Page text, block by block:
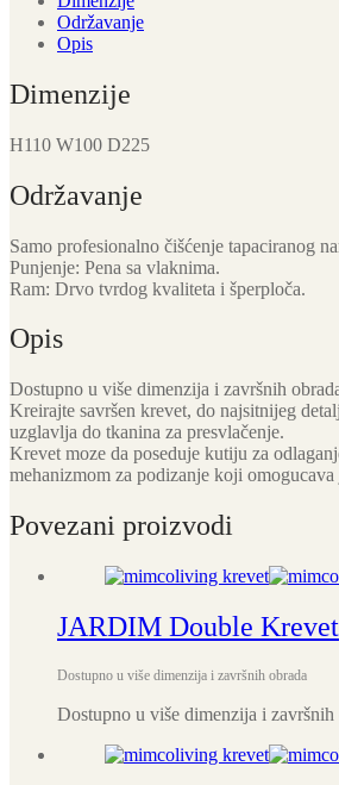
Održavanje
Opis
Dimenzije
H110 W100 D225
Održavanje
Samo profesionalno čišćenje tapaciranog
Punjenje: Pena sa vlaknima.
Ram: Drvo tvrdog kvaliteta i šperploča.
Opis
Dostupno u više dimenzija i završnih
Kreirajte savršen krevet, do najsitnijeg
uzglavlja do tkanina za presvlačenje.
Krevet moze da poseduje kutiju za
mehanizmom za podizanje koji
Povezani proizvodi
JARDIM Double Krevet
Dostupno u više dimenzija i završnih obrada
Dostupno u više dimenzija i završnih